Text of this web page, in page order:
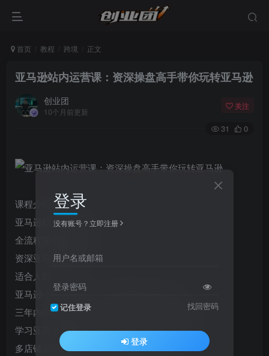
首页 教程 跨境 正文
亚马逊站内运营课：资深操盘高手带你玩转亚马逊
创业团
10个月前更新
关注
31 0
课程介绍：
亚马逊站内运营课
全流程覆盖运营细节
资深亚马逊操盘手
适合人群
亚马逊小白，从0到1，成功交付多个学员
三年内白帽玩法卖家，学习更多打法开阔思路
学习亚马逊的底层逻辑，增加自己的运营能力
多店铺运营的卖家，常在店铺上困扰的卖家
登录
没有账号？立即注册
用户名或邮箱
登录密码
记住登录 找回密码
登录